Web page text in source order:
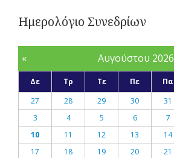
Ημερολόγιο Συνεδρίων
« Αυγούστου 2026
Δε Τρ Τε Πε Πα
27
28 29 30 31
3
4 5 6 7
10
11 12 13 14
17
18 19 20 21